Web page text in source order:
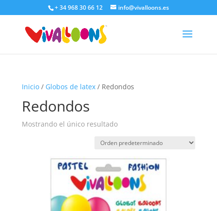
+ 34 968 30 66 12 info@vivalloons.es
Inicio/ Globos de latex/ Redondos
Redondos
Mostrando el único resultado